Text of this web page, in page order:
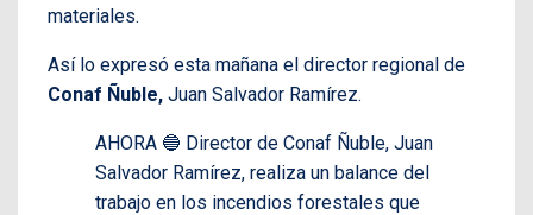
materiales.
Así lo expresó esta mañana el director regional de
Conaf Ñuble, Juan Salvador Ramírez.
AHORA 🔵 Director de Conaf Ñuble, Juan
Salvador Ramírez, realiza un balance del
trabajo en los incendios forestales que